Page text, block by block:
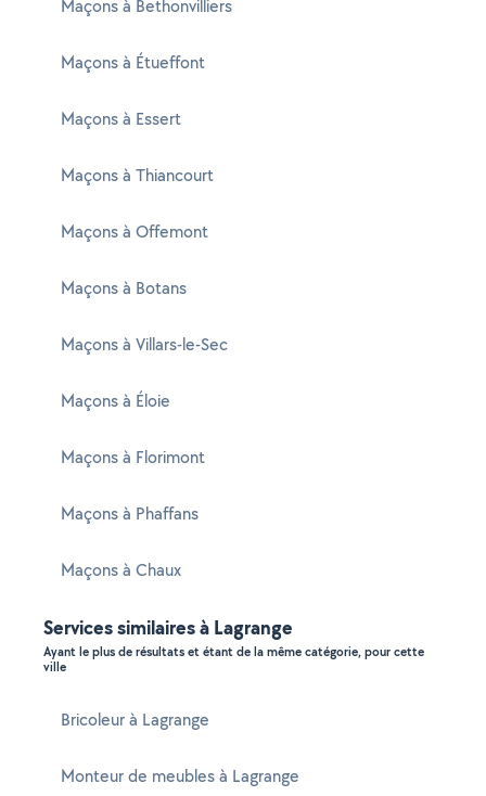
Maçons à Bethonvilliers
Maçons à Étueffont
Maçons à Essert
Maçons à Thiancourt
Maçons à Offemont
Maçons à Botans
Maçons à Villars-le-Sec
Maçons à Éloie
Maçons à Florimont
Maçons à Phaffans
Maçons à Chaux
Services similaires à Lagrange
Ayant le plus de résultats et étant de la même catégorie, pour cette
ville
Bricoleur à Lagrange
Monteur de meubles à Lagrange